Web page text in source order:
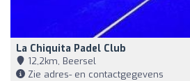
La Chiquita Padel Club
12,2km, Beersel
Zie adres- en contactgegevens